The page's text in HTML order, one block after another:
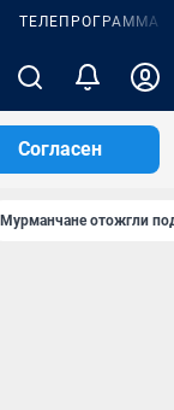
ТЕЛЕПРОГРАММА
Согласен
Мурманчане отожгли